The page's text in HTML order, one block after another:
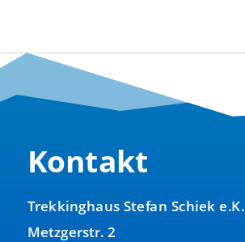
Kontakt
Trekkinghaus Stefan Schiek e.K.
Metzgerstr. 2